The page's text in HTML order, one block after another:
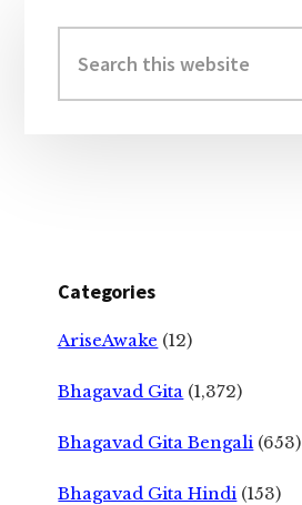
Sidebar
this
website
Categories
AriseAwake (12)
Bhagavad Gita (1,372)
Bhagavad Gita Bengali (653)
Bhagavad Gita Hindi (153)